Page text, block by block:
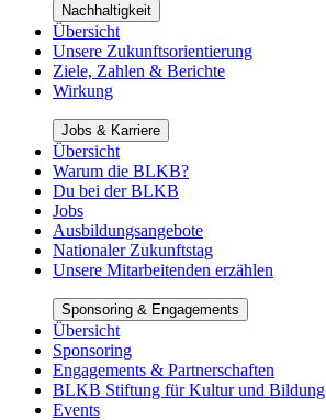
Nachhaltigkeit
Übersicht
Unsere Zukunftsorientierung
Ziele, Zahlen & Berichte
Wirkung
Jobs & Karriere
Übersicht
Warum die BLKB?
Du bei der BLKB
Jobs
Ausbildungsangebote
Nationaler Zukunftstag
Unsere Mitarbeitenden erzählen
Sponsoring & Engagements
Übersicht
Sponsoring
Engagements & Partnerschaften
BLKB Stiftung für Kultur und Bildung
Events